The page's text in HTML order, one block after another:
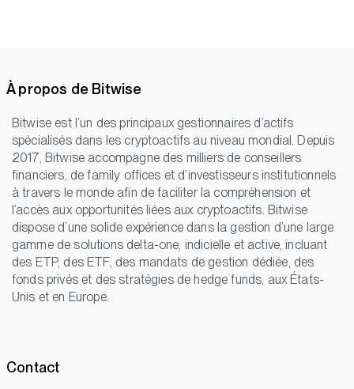
À propos de Bitwise
Bitwise est l’un des principaux gestionnaires d’actifs
spécialisés dans les cryptoactifs au niveau mondial. Depuis
2017, Bitwise accompagne des milliers de conseillers
financiers, de family offices et d’investisseurs institutionnels
à travers le monde afin de faciliter la compréhension et
l’accès aux opportunités liées aux cryptoactifs. Bitwise
dispose d’une solide expérience dans la gestion d’une large
gamme de solutions delta-one, indicielle et active, incluant
des ETP, des ETF, des mandats de gestion dédiée, des
fonds privés et des stratégies de hedge funds, aux États-
Unis et en Europe.
Contact